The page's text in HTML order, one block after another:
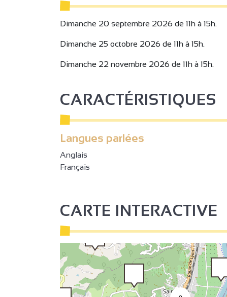
Dimanche 20 septembre 2026 de 11h à 15h.
Dimanche 25 octobre 2026 de 11h à 15h.
Dimanche 22 novembre 2026 de 11h à 15h.
CARACTÉRISTIQUES
Langues parlées
Anglais
Français
CARTE INTERACTIVE